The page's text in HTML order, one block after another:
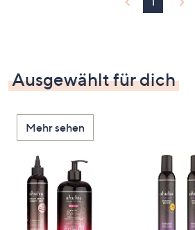
Ausgewählt für dich
Mehr sehen